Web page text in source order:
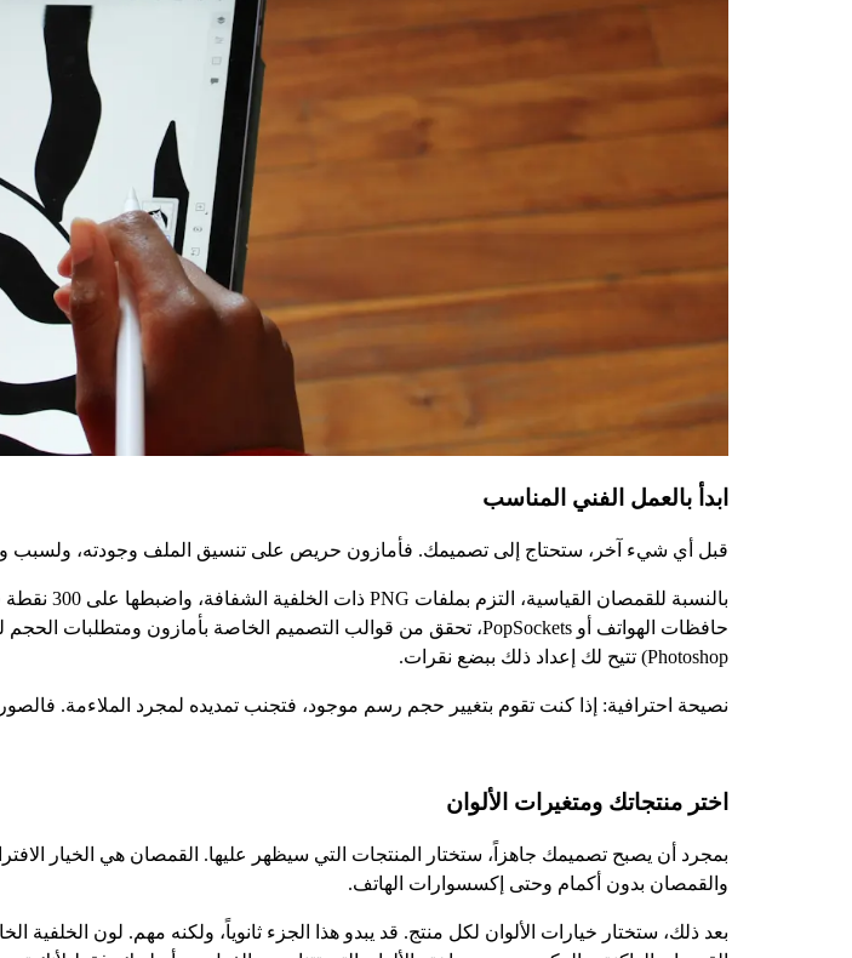
ابدأ بالعمل الفني المناسب
قبل أي شيء آخر، ستحتاج إلى تصميمك. فأمازون حريص على تنسيق الملف وجودته، ولسبب
Photoshop) تتيح لك إعداد ذلك ببضع نقرات.
نصيحة احترافية: إذا كنت تقوم بتغيير حجم رسم موجود، فتجنب تمديده لمجرد الملاءمة.
اختر منتجاتك ومتغيرات الألوان
بمجرد أن يصبح تصميمك جاهزاً، ستختار المنتجات التي سيظهر عليها. القمصان هي الخيار
والقمصان بدون أكمام وحتى إكسسوارات الهاتف.
بعد ذلك، ستختار خيارات الألوان لكل منتج. قد يبدو هذا الجزء ثانوياً، ولكنه مهم. لون